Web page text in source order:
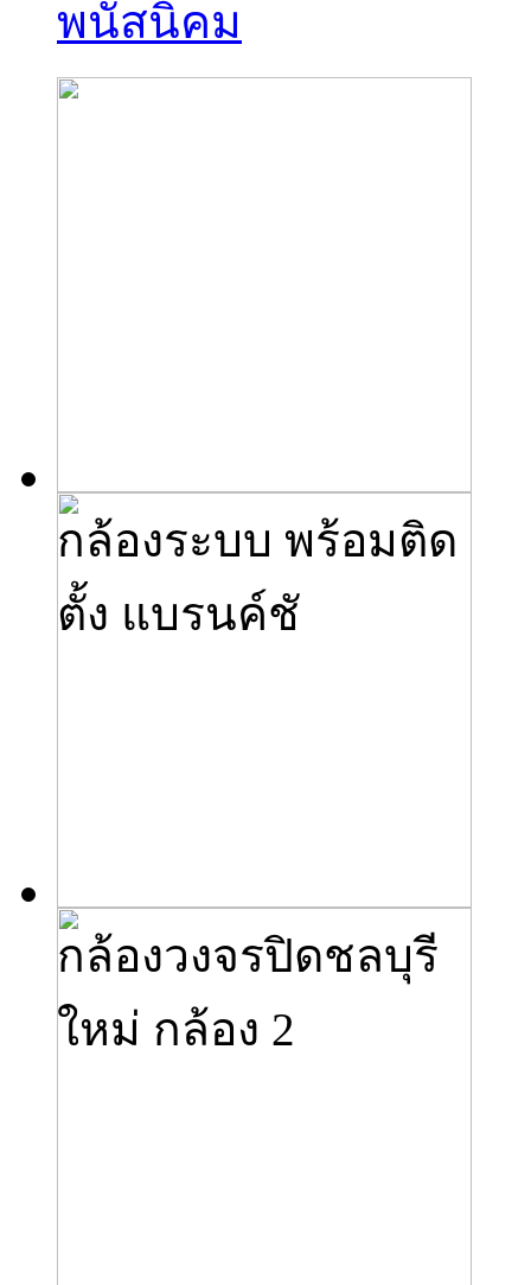
พนัสนิคม
กล้องระบบ พร้อมติด
ตั้ง แบรนค์ชั
กล้องวงจรปิดชลบุรี
ใหม่ กล้อง 2